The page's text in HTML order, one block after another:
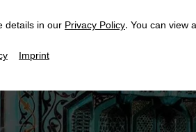
details in ourPrivacy Policy. You can view
Imprint